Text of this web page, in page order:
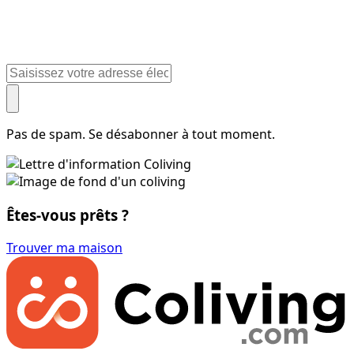
Pas de spam. Se désabonner à tout moment.
Êtes-vous prêts ?
Trouver ma maison